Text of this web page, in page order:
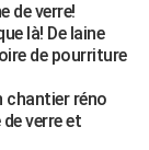
de verre!
là! De laine
de pourriture
chantier réno
verre et